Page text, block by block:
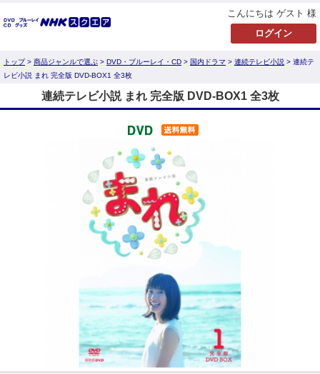
こんにちは ゲスト 様
トップ> 商品ジャンルで選ぶ > DVD・ブルーレイ・CD > 国内ドラマ > 連続テレビ小説 > 連続テ
レビ小説 まれ 完全版 DVD-BOX1 全3枚
連続テレビ小説 まれ 完全版 DVD-BOX1 全3枚